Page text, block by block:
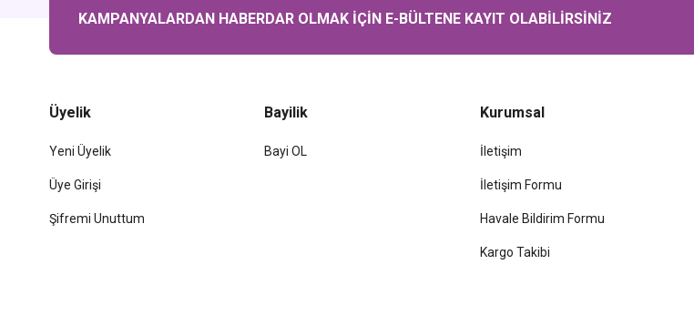
KAMPANYALARDAN HABERDAR OLMAK İÇİN E-BÜLTENE KAYIT OLABİLİRSİNİZ
Üyelik
Yeni Üyelik
Üye Girişi
Şifremi Unuttum
Bayilik
Bayi OL
Kurumsal
İletişim
İletişim Formu
Havale Bildirim Formu
Kargo Takibi